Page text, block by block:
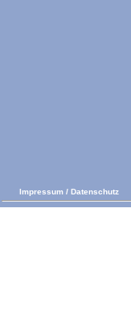
Impressum / Datenschutz